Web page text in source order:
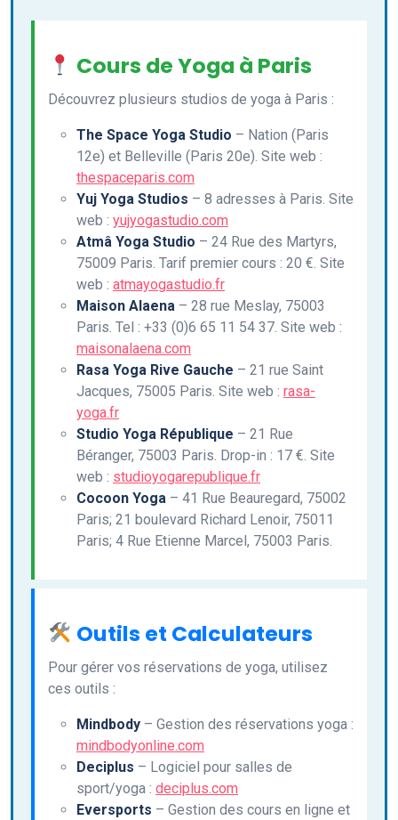
Cours de Yoga à Paris
Découvrez plusieurs studios de yoga à Paris :
The Space Yoga Studio – Nation (Paris
12e) et Belleville (Paris 20e). Site web :
thespaceparis.com
Yuj Yoga Studios – 8 adresses à Paris. Site
web : yujyogastudio.com
Atmâ Yoga Studio – 24 Rue des Martyrs,
75009 Paris. Tarif premier cours : 20 €. Site
web : atmayogastudio.fr
Maison Alaena – 28 rue Meslay, 75003
Paris. Tel : +33 (0)6 65 11 54 37. Site web :
maisonalaena.com
Rasa Yoga Rive Gauche – 21 rue Saint
Jacques, 75005 Paris. Site web : rasa-
yoga.fr
Studio Yoga République – 21 Rue
Béranger, 75003 Paris. Drop-in : 17 €. Site
web : studioyogarepublique.fr
Cocoon Yoga – 41 Rue Beauregard, 75002
Paris; 21 boulevard Richard Lenoir, 75011
Paris; 4 Rue Etienne Marcel, 75003 Paris.
Outils et Calculateurs
Pour gérer vos réservations de yoga, utilisez
ces outils :
Mindbody – Gestion des réservations yoga :
mindbodyonline.com
Deciplus – Logiciel pour salles de
sport/yoga : deciplus.com
Eversports – Gestion des cours en ligne et